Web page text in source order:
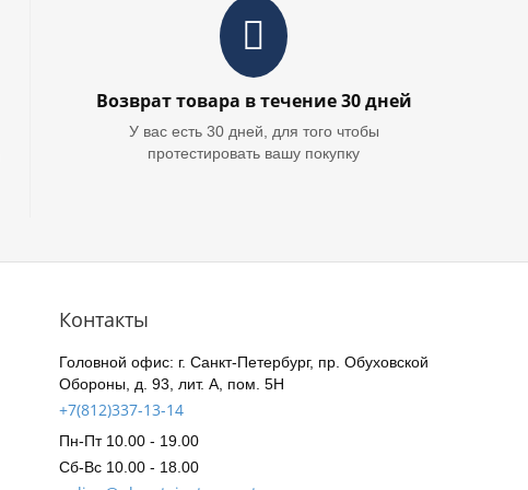
Возврат товара в течение 30 дней
У вас есть 30 дней, для того чтобы
протестировать вашу покупку
Контакты
Головной офис: г. Санкт-Петербург, пр. Обуховской
Обороны, д. 93, лит. А, пом. 5Н
+7(812)337-13-14
Пн-Пт 10.00 - 19.00
Сб-Вс 10.00 - 18.00